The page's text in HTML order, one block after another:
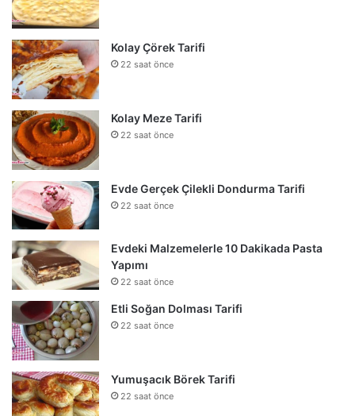
Kolay Çörek Tarifi
22 saat önce
Kolay Meze Tarifi
22 saat önce
Evde Gerçek Çilekli Dondurma Tarifi
22 saat önce
Evdeki Malzemelerle 10 Dakikada Pasta
Yapımı
22 saat önce
Etli Soğan Dolması Tarifi
22 saat önce
Yumuşacık Börek Tarifi
22 saat önce